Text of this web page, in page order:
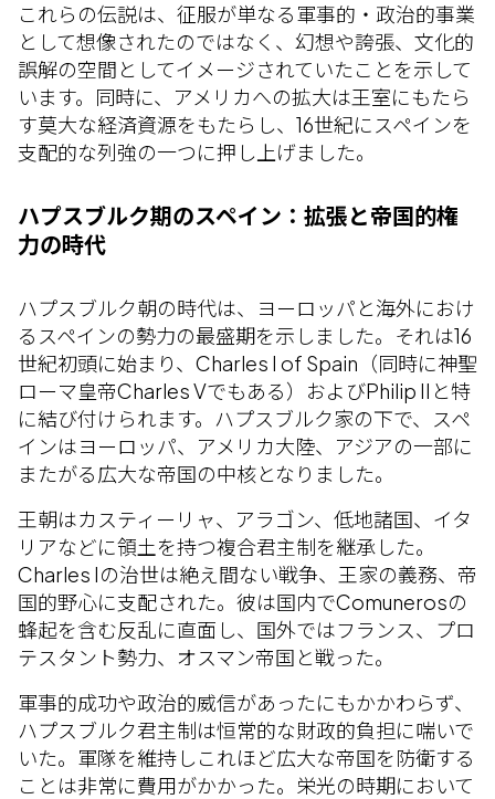
これらの伝説は、征服が単なる軍事的・政治的事業
として想像されたのではなく、幻想や誇張、文化的
誤解の空間としてイメージされていたことを示して
います。同時に、アメリカへの拡大は王室にもたら
す莫大な経済資源をもたらし、16世紀にスペインを
支配的な列強の一つに押し上げました。
ハプスブルク期のスペイン：拡張と帝国的権
力の時代
ハプスブルク朝の時代は、ヨーロッパと海外におけ
るスペインの勢力の最盛期を示しました。それは16
世紀初頭に始まり、Charles I of Spain（同時に神聖
ローマ皇帝Charles Vでもある）およびPhilip IIと特
に結び付けられます。ハプスブルク家の下で、スペ
インはヨーロッパ、アメリカ大陸、アジアの一部に
またがる広大な帝国の中核となりました。
王朝はカスティーリャ、アラゴン、低地諸国、イタ
リアなどに領土を持つ複合君主制を継承した。
Charles Iの治世は絶え間ない戦争、王家の義務、帝
国的野心に支配された。彼は国内でComunerosの
蜂起を含む反乱に直面し、国外ではフランス、プロ
テスタント勢力、オスマン帝国と戦った。
軍事的成功や政治的威信があったにもかかわらず、
ハプスブルク君主制は恒常的な財政的負担に喘いで
いた。軍隊を維持しこれほど広大な帝国を防衛する
ことは非常に費用がかかった。栄光の時期において